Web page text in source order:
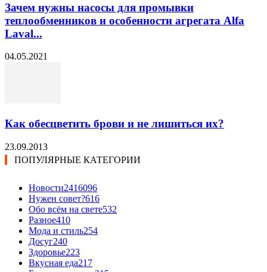
Зачем нужны насосы для промывки
теплообменников и особенности агрегата Alfa
Laval...
04.05.2021
Как обесцветить брови и не лишиться их?
23.09.2013
ПОПУЛЯРНЫЕ КАТЕГОРИИ
Новости2416096
Нужен совет?616
Обо всём на свете532
Разное410
Мода и стиль254
Досуг240
Здоровье223
Вкусная еда217